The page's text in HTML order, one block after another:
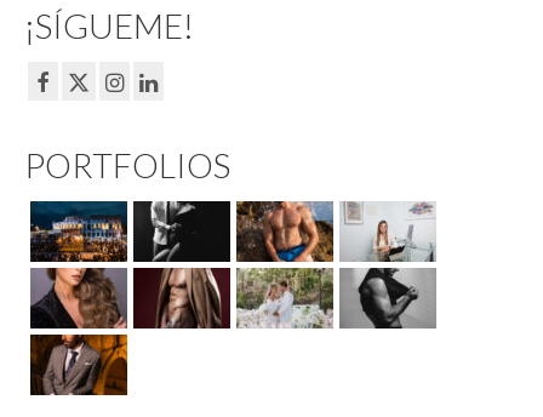
¡SÍGUEME!
PORTFOLIOS